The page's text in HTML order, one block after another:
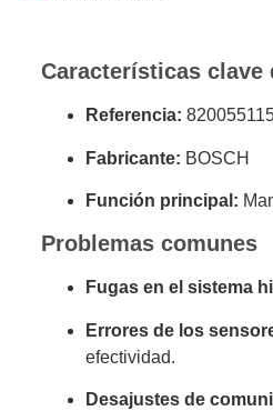
Características clave
Referencia:
Fabricante: BOSCH
Función principal:
Problemas comunes
Fugas en el sistema
Errores de los
efectividad.
Desajustes de